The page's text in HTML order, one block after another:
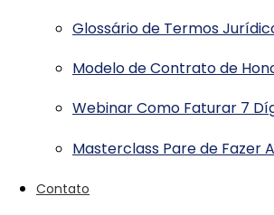
Glossário de Termos
Modelo de Contrato de
Webinar Como Faturar 7
Masterclass Pare de Fazer
Contato